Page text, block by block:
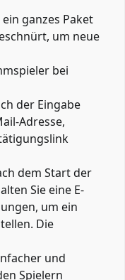
ganzes Paket
um neue
bei
der Eingabe
Adresse,
dem Start der
Sie eine E-
um ein
Die
und
Spielern